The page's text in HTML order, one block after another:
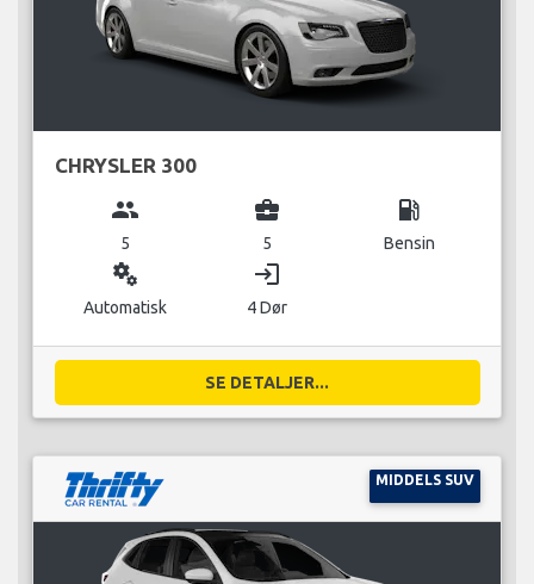
CHRYSLER 300
group
5
business_center
5
local_gas_station
Bensin
miscellaneous_services
Automatisk
login
4 Dør
SE DETALJER...
MIDDELS SUV